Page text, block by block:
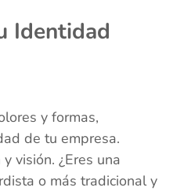
Identidad
y formas,
de tu empresa.
visión. ¿Eres una
o más tradicional y